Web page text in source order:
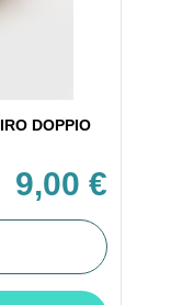
DOPPIO
9,00 €